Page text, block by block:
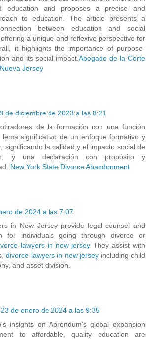
education and proposes a precise and
to education. The article presents a
between education and social
a unique and reflexive perspective for
it highlights the importance of purpose-
and its social impact. Abogado de la Corte
Jersey
de diciembre de 2023 a las 8:21
de la formación con una función
lema significativo de un enfoque formativo y
significando la calidad y el impacto social de
y una declaración con propósito y
New York State Divorce Abandonment
de 2024 a las 7:07
in New Jersey provide legal counsel and
for individuals going through divorce or
lawyers in new jersey They assist with
divorce lawyers in new jersey including child
and asset division.
23 de enero de 2024 a las 9:35
insights on Aprendum's global expansion
to affordable, quality education are